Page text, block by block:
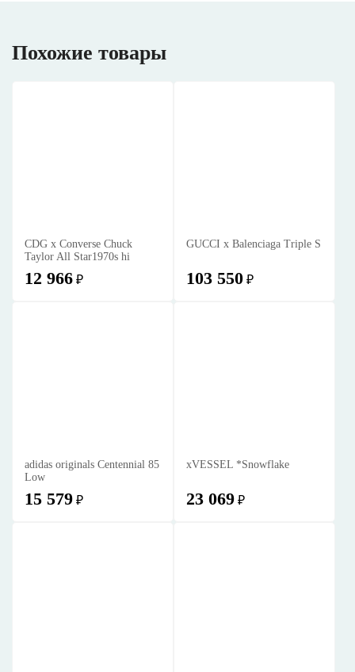
Похожие товары
CDG x Converse Chuck
Taylor All Star1970s hi
12 966 ₽
GUCCI x Balenciaga Triple S
103 550 ₽
adidas originals Centennial 85
Low
15 579 ₽
xVESSEL *Snowflake
23 069 ₽